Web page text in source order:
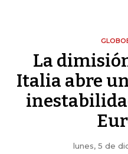
La
Italia abre
lunes, 5 de